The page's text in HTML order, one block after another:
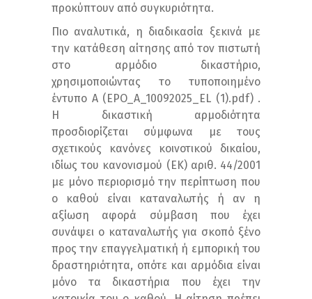
προκύπτουν από συγκυριότητα.
Πιο αναλυτικά, η διαδικασία ξεκινά με
την κατάθεση αίτησης από τον πιστωτή
στο αρμόδιο δικαστήριο,
χρησιμοποιώντας το τυποποιημένο
έντυπο Α (EPO_A_10092025_EL (1).pdf) .
Η δικαστική αρμοδιότητα
προσδιορίζεται σύμφωνα με τους
σχετικούς κανόνες κοινοτικού δικαίου,
ιδίως του κανονισμού (ΕΚ) αριθ. 44/2001
με μόνο περιορισμό την περίπτωση που
ο καθού είναι καταναλωτής ή αν η
αξίωση αφορά σύμβαση που έχει
συνάψει ο καταναλωτής για σκοπό ξένο
προς την επαγγελματική ή εμπορική του
δραστηριότητα, οπότε και αρμόδια είναι
μόνο τα δικαστήρια που έχει την